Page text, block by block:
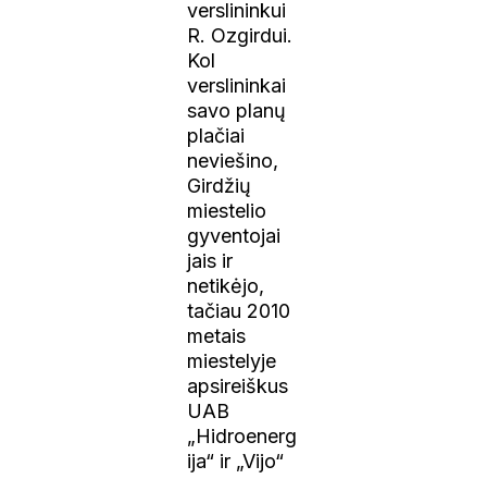
verslininkui
R. Ozgirdui.
Kol
verslininkai
savo planų
plačiai
neviešino,
Girdžių
miestelio
gyventojai
jais ir
netikėjo,
tačiau 2010
metais
miestelyje
apsireiškus
UAB
„Hidroenerg
ija“ ir „Vijo“